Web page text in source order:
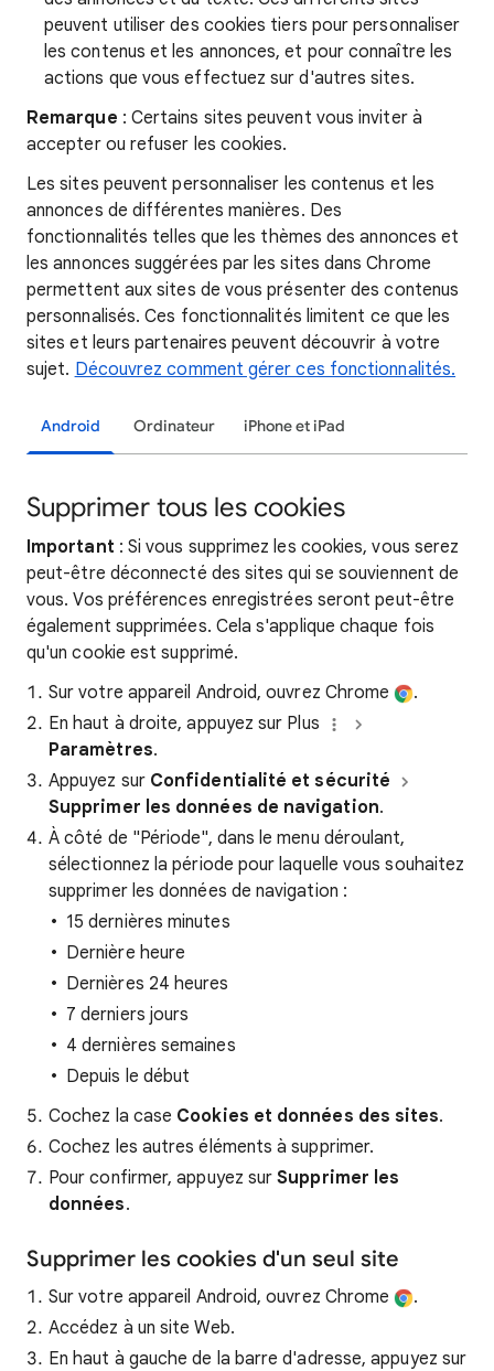
peuvent utiliser des cookies tiers pour personnaliser
les contenus et les annonces, et pour connaître les
actions que vous effectuez sur d'autres sites.
Remarque : Certains sites peuvent vous inviter à
accepter ou refuser les cookies.
Les sites peuvent personnaliser les contenus et les
annonces de différentes manières. Des
fonctionnalités telles que les thèmes des annonces et
les annonces suggérées par les sites dans Chrome
permettent aux sites de vous présenter des contenus
personnalisés. Ces fonctionnalités limitent ce que les
sites et leurs partenaires peuvent découvrir à votre
sujet. Découvrez comment gérer ces fonctionnalités.
Android Ordinateur iPhone et iPad
Supprimer tous les cookies
Important : Si vous supprimez les cookies, vous serez
peut-être déconnecté des sites qui se souviennent de
vous. Vos préférences enregistrées seront peut-être
également supprimées. Cela s'applique chaque fois
qu'un cookie est supprimé.
Sur votre appareil Android, ouvrez Chrome
.
En haut à droite, appuyez sur Plus
Paramètres.
Appuyez sur Confidentialité et sécurité
Supprimer les données de navigation.
À côté de "Période", dans le menu déroulant,
sélectionnez la période pour laquelle vous souhaitez
supprimer les données de navigation :
15 dernières minutes
Dernière heure
Dernières 24 heures
7 derniers jours
4 dernières semaines
Depuis le début
Cochez la case Cookies et données des sites.
Cochez les autres éléments à supprimer.
Pour confirmer, appuyez surSupprimer les
données.
Supprimer les cookies d'un seul site
Sur votre appareil Android, ouvrez Chrome
.
Accédez à un site Web.
En haut à gauche de la barre d'adresse, appuyez sur